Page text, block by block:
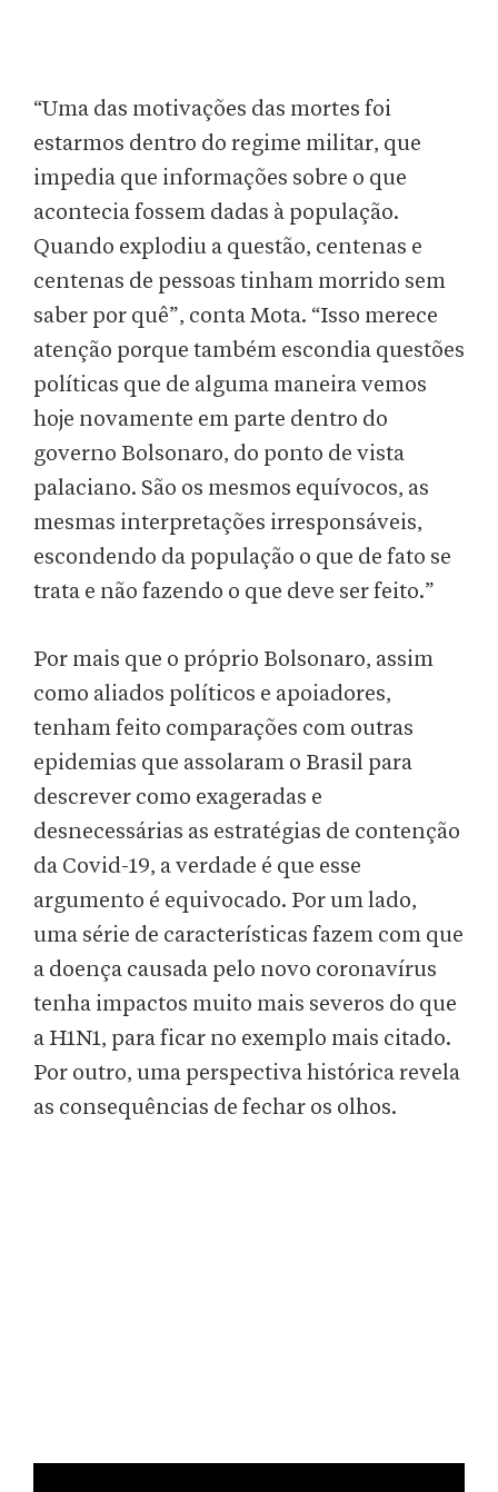
“Uma das motivações das mortes foi
estarmos dentro do regime militar, que
impedia que informações sobre o que
acontecia fossem dadas à população.
Quando explodiu a questão, centenas e
centenas de pessoas tinham morrido sem
saber por quê”, conta Mota. “Isso merece
atenção porque também escondia questões
políticas que de alguma maneira vemos
hoje novamente em parte dentro do
governo Bolsonaro, do ponto de vista
palaciano. São os mesmos equívocos, as
mesmas interpretações irresponsáveis,
escondendo da população o que de fato se
trata e não fazendo o que deve ser feito.”
Por mais que o próprio Bolsonaro, assim
como aliados políticos e apoiadores,
tenham feito comparações com outras
epidemias que assolaram o Brasil para
descrever como exageradas e
desnecessárias as estratégias de contenção
da Covid-19, a verdade é que esse
argumento é equivocado. Por um lado,
uma série de características fazem com que
a doença causada pelo novo coronavírus
tenha impactos muito mais severos do que
a H1N1, para ficar no exemplo mais citado.
Por outro, uma perspectiva histórica revela
as consequências de fechar os olhos.